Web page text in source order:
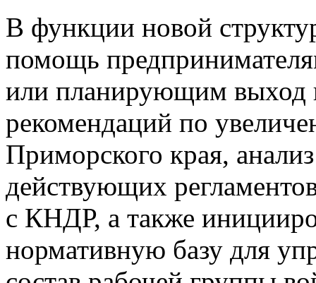
В функции новой
помощь
или планирующим выход
рекомендаций по
Приморского края,
действующих
с КНДР, а также
нормативную базу для